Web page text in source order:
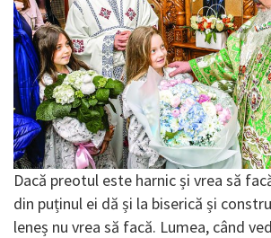
Dacă preotul este harnic și vrea să
din puținul ei dă și la biserică și
leneș nu vrea să facă. Lumea, când